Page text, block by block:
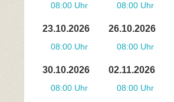
08:00 Uhr 08:00 Uhr
23.10.2026
08:00 Uhr
26.10.2026
08:00 Uhr
30.10.2026
08:00 Uhr
02.11.2026
08:00 Uhr